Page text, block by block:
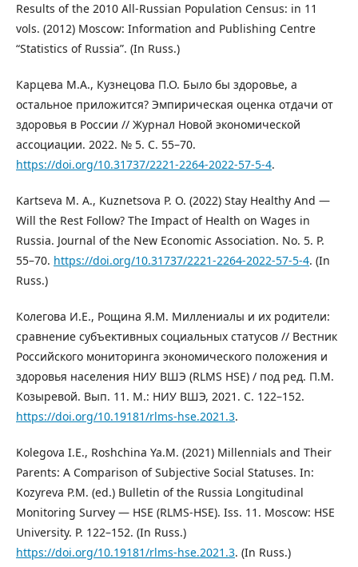
Results of the 2010 All-Russian Population Census: in 11
vols. (2012) Moscow: Information and Publishing Centre
“Statistics of Russia”. (In Russ.)
Карцева М.А., Кузнецова П.О. Было бы здоровье, а
остальное приложится? Эмпирическая оценка отдачи от
здоровья в России // Журнал Новой экономической
ассоциации. 2022. № 5. С. 55–70.
https://doi.org/10.31737/2221-2264-2022-57-5-4.
Kartseva M. A., Kuznetsova P. O. (2022) Stay Healthy And —
Will the Rest Follow? The Impact of Health on Wages in
Russia. Journal of the New Economic Association. No. 5. P.
55–70. https://doi.org/10.31737/2221-2264-2022-57-5-4. (In
Russ.)
Колегова И.Е., Рощина Я.М. Миллениалы и их родители:
сравнение субъективных социальных статусов // Вестник
Российского мониторинга экономического положения и
здоровья населения НИУ ВШЭ (RLMS HSE) / под ред. П.М.
Козыревой. Вып. 11. М.: НИУ ВШЭ, 2021. С. 122–152.
https://doi.org/10.19181/rlms-hse.2021.3.
Kolegova I.E., Roshchina Ya.M. (2021) Millennials and Their
Parents: A Comparison of Subjective Social Statuses. In:
Kozyreva P.M. (ed.) Bulletin of the Russia Longitudinal
Monitoring Survey — HSE (RLMS-HSE). Iss. 11. Moscow: HSE
University. P. 122–152. (In Russ.)
https://doi.org/10.19181/rlms-hse.2021.3. (In Russ.)